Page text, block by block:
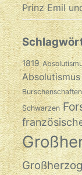
Prinz Emil
1819
Absolutismus
Burschenschaften
Schwarzen